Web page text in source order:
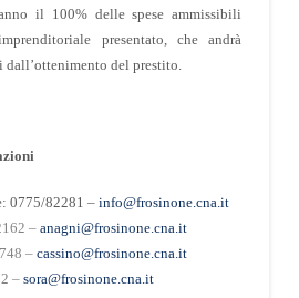
il 100% delle spese ammissibili
presentato, che andrà
dall’ottenimento del prestito.
0775/82281 – info@frosinone.cna.it
– anagni@frosinone.cna.it
– cassino@frosinone.cna.it
– sora@frosinone.cna.it